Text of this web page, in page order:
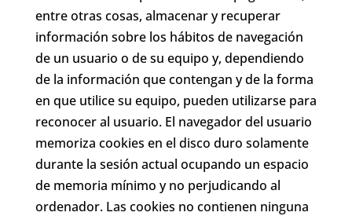
entre otras cosas, almacenar y recuperar
información sobre los hábitos de navegación
de un usuario o de su equipo y, dependiendo
de la información que contengan y de la forma
en que utilice su equipo, pueden utilizarse para
reconocer al usuario. El navegador del usuario
memoriza cookies en el disco duro solamente
durante la sesión actual ocupando un espacio
de memoria mínimo y no perjudicando al
ordenador. Las cookies no contienen ninguna